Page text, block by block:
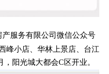
服务有限公司微信公众号
峰小店、华林上景店、台江
阳光城大都会C区开业。